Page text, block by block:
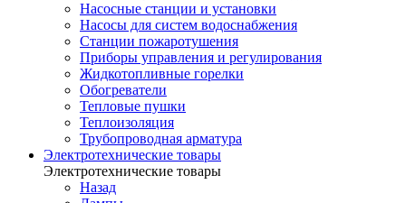
Насосные станции и установки
Насосы для систем водоснабжения
Станции пожаротушения
Приборы управления и регулирования
Жидкотопливные горелки
Обогреватели
Тепловые пушки
Теплоизоляция
Трубопроводная арматура
Электротехнические товары
Электротехнические товары
Назад